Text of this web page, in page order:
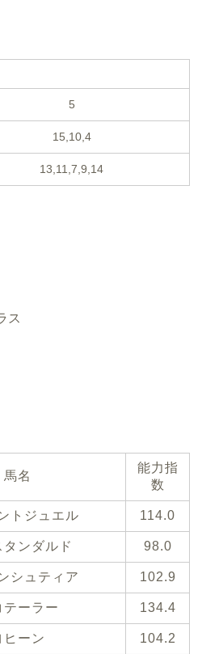
5
15,10,4
13,11,7,9,14
ス
馬名
能力指
数
トジュエル 114.0
タンダルド 98.0
シュティア 102.9
テーラー 134.4
ヒーン 104.2